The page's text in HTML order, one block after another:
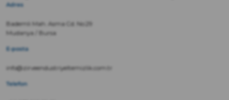
Adres
Bademli Mah. Asma Cd. No:29
Mudanya / Bursa
E-posta
info@zirveendustriyeltemizlik.com.tr
Telefon